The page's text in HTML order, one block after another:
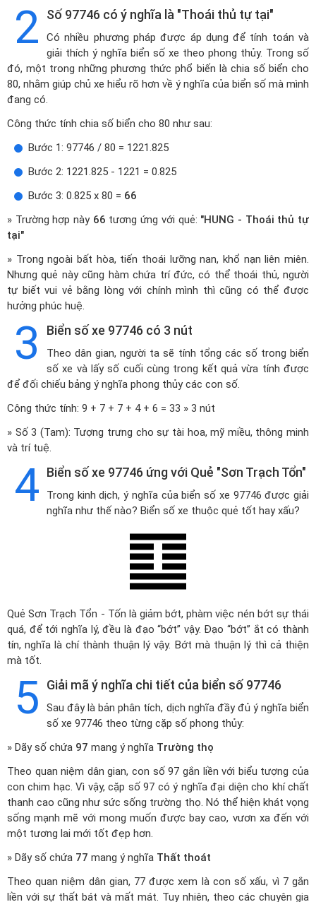
2 Số 97746 có ý nghĩa là "Thoái thủ tự tại"
Có nhiều phương pháp được áp dụng để tính toán và
giải thích ý nghĩa biển số xe theo phong thủy. Trong số
đó, một trong những phương thức phổ biến là chia số biển cho
80, nhằm giúp chủ xe hiểu rõ hơn về ý nghĩa của biển số mà mình
đang có.
Công thức tính chia số biển cho 80 như sau:
Bước 1: 97746 / 80 = 1221.825
Bước 2: 1221.825 - 1221 = 0.825
Bước 3: 0.825 x 80 = 66
» Trường hợp này 66 tương ứng với quẻ: "HUNG - Thoái thủ tự
tại"
» Trong ngoài bất hòa, tiến thoái lưỡng nan, khổ nạn liên miên.
Nhưng quẻ này cũng hàm chứa trí đức, có thể thoái thủ, người
tự biết vui vẻ bằng lòng với chính mình thì cũng có thể được
hưởng phúc huệ.
3 Biển số xe 97746 có 3 nút
Theo dân gian, người ta sẽ tính tổng các số trong biển
số xe và lấy số cuối cùng trong kết quả vừa tính được
để đối chiếu bảng ý nghĩa phong thủy các con số.
Công thức tính: 9 + 7 + 7 + 4 + 6 = 33 » 3 nút
» Số 3 (Tam): Tượng trưng cho sự tài hoa, mỹ miều, thông minh
và trí tuệ.
4 Biển số xe 97746 ứng với Quẻ "Sơn Trạch Tổn"
Trong kinh dịch, ý nghĩa của biển số xe 97746 được giải
nghĩa như thế nào? Biển số xe thuộc quẻ tốt hay xấu?
Quẻ Sơn Trạch Tổn - Tốn là giảm bớt, phàm việc nén bớt sự thái
quá, để tới nghĩa lý, đều là đạo “bớt” vậy. Đạo “bớt” ắt có thành
tín, nghĩa là chí thành thuận lý vậy. Bớt mà thuận lý thì cả thiện
mà tốt.
5 Giải mã ý nghĩa chi tiết của biển số 97746
Sau đây là bản phân tích, dịch nghĩa đầy đủ ý nghĩa biển
số xe 97746 theo từng cặp số phong thủy:
» Dãy số chứa 97 mang ý nghĩa Trường thọ
Theo quan niệm dân gian, con số 97 gắn liền với biểu tượng của
con chim hạc. Vì vậy, cặp số 97 có ý nghĩa đại diện cho khí chất
thanh cao cũng như sức sống trường thọ. Nó thể hiện khát vọng
sống mạnh mẽ với mong muốn được bay cao, vươn xa đến với
một tương lai mới tốt đẹp hơn.
» Dãy số chứa 77 mang ý nghĩa Thất thoát
Theo quan niệm dân gian, 77 được xem là con số xấu, vì 7 gắn
liền với sự thất bát và mất mát. Tuy nhiên, theo các chuyên gia